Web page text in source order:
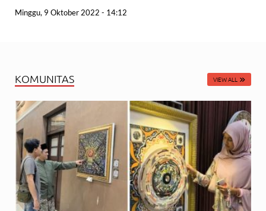
Minggu, 9 Oktober 2022 - 14:12
KOMUNITAS VIEW ALL